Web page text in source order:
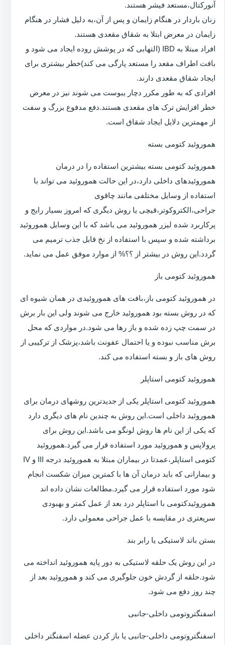
آنورکتال،مستعد فیشر هستند.
زنان باردار در هنگام زایمان و پس از آن،به دلیل فشار در هنگام
زایمان در معرض ابتلا به شقاق مقعدی هستند.
افراد مبتلا به IBD (التهابی که در پوشش روده ایجاد می شود و
بافت اطراف مقعد را مستعد پارگی می کند)خطر بیشتری برای
ایجاد شقاق مقعدی دارند.
افرادی که به طور مکرر دچار یبوست می شوند نیز در معرض
خطر افزایش ترک های مقعدی هستند.دفع مدفوع بزرگ و سفت
از مهمترین دلایل ایجاد شقاق است.
هموروئید کتومی بسته
هموروئید کتومی بسته بیشترین استفاده را در درمان
هموروئیدهای داخلی دارد،در این حالت هموروئید می تواند با
استفاده از وسایل مختلفی مانند چاقوی
جراحی،الکتروکوتر،قیچی یا روش دیگری که امروز بسیار رایج و
پرکاربرد شده لیزر هموروئید می باشد که با این وسایل هموروئید
برداشته شده و سپس با استفاده از نخ قابل جذب ترمیم می
گردد.این روش در بیشتر از ؟؟% از موارد موفق عمل می نماید.
هموروئید کتومی باز
در هموروئید کتومی باز،بافت های هموروئیدی در همان شیوه ای
که در روش بسته بود هموروئید خارج می شوند ولی این بار برش
در سمت چپ زده شده و باز رها می شود.در مواردی که محل
برش مناسب نبوده و یا احتمال عفونت باشد،پزشک از ترکیبی از
روش های باز و بسته استفاده می کند.
هموروئید کتومی استاپلر
هموروئید کتومی استاپلر یکی از جدیدترین روشهای درمان برای
هموروئید داخلی است.این روش به چندین نام های دیگری دارد
که یکی از این نام ها روش لونگو می باشد.این روش برای
پرولاپس و هموروئید مورد استفاده قرار می گیرد.هموروئید
کتومی استاپلر،عمدتا در بیماران مبتلا به هموروئید درجه III و IV
و بیمارانی که باید درمان آن ها با کمترین میزان شکست انجام
شود مورد استفاده قرار می گیرد.مطالعات نشان داده اند
هموروئیدکتومی با استاپلر درد بعد از عمل کمتر و بهبودی
سریعتری در مقایسه با عمل جراحی معمولی دارد.
بستن باند لاستیکی یا رابر بند
در این روش یک حلقه لاستیکی به دور پایه هموروئید انداخته می
شود.حلقه از گردش خون جلوگیری می کند و هموروئید بعد از
چند روز دفع می شود.
اسفنگتروتومی داخلی-جانبی
اسفنگتروتومی داخلی-جانبی یا باز کردن عضله اسفنگتر داخلی